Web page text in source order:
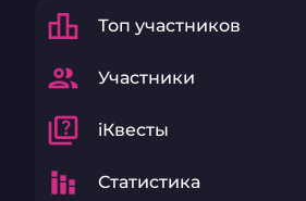
leaderboard Топ участников
group Участники
quiz iКвесты
stacked_bar_chart Статистика